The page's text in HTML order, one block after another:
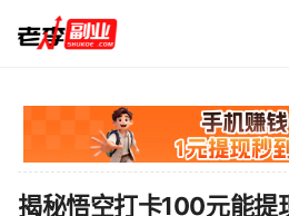
揭秘悟空打卡100元能提